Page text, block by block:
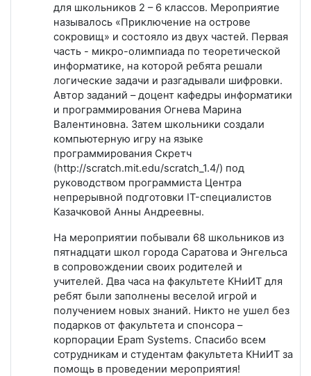
для школьников 2 – 6 классов. Мероприятие
называлось «Приключение на острове
сокровищ» и состояло из двух частей. Первая
часть - микро-олимпиада по теоретической
информатике, на которой ребята решали
логические задачи и разгадывали шифровки.
Автор заданий – доцент кафедры информатики
и программирования Огнева Марина
Валентиновна. Затем школьники создали
компьютерную игру на языке
программирования Скретч
(http://scratch.mit.edu/scratch_1.4/) под
руководством программиста Центра
непрерывной подготовки IT-специалистов
Казачковой Анны Андреевны.
На мероприятии побывали 68 школьников из
пятнадцати школ города Саратова и Энгельса
в сопровождении своих родителей и
учителей. Два часа на факультете КНиИТ для
ребят были заполнены веселой игрой и
получением новых знаний. Никто не ушел без
подарков от факультета и спонсора –
корпорации Epam Systems. Спасибо всем
сотрудникам и студентам факультета КНиИТ за
помощь в проведении мероприятия!